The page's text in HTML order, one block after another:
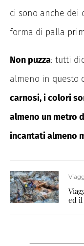
ci sono anche dei
forma di palla
Non puzza: tutti
almeno in questo
carnosi, i colori
almeno un metro
incantati almeno
ed il